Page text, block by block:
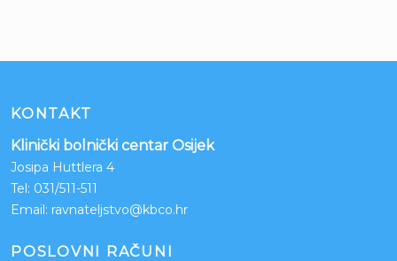
KONTAKT
Klinički bolnički centar Osijek
Josipa Huttlera 4
Tel: 031/511-511
Email: ravnateljstvo@kbco.hr
POSLOVNI RAČUNI